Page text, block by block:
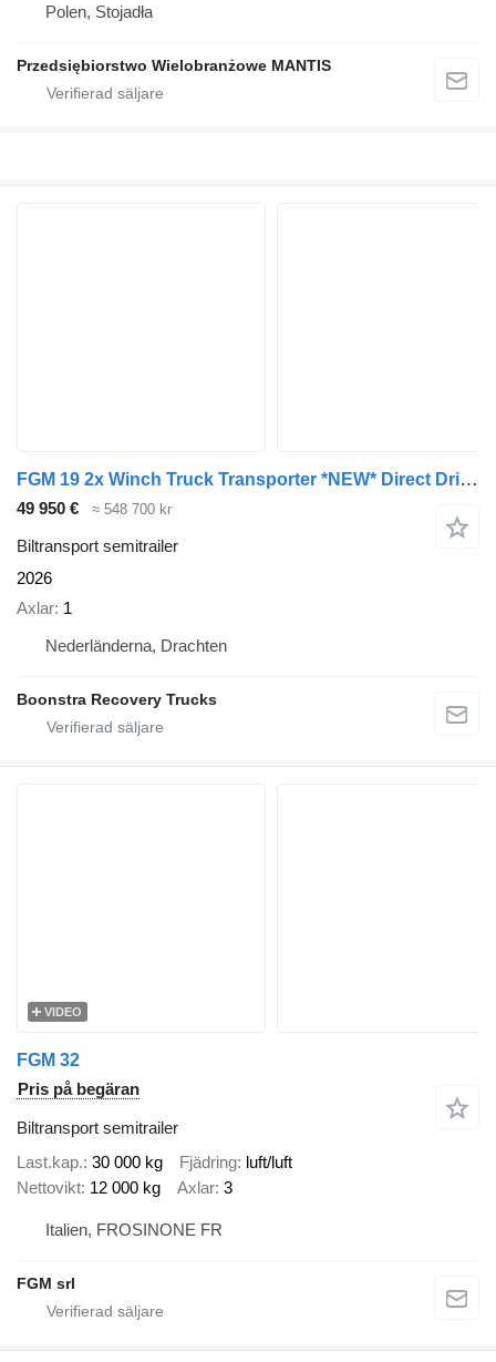
Polen, Stojadła
Przedsiębiorstwo Wielobranżowe MANTIS
FGM 19 2x Winch Truck Transporter *NEW* Direct Drive Sofort Verfugba
49 950 € ≈ 548 700 kr
Biltransport semitrailer
2026
Axlar 1
Nederländerna, Drachten
Boonstra Recovery Trucks
VIDEO
FGM 32
Pris på begäran
Biltransport semitrailer
Last.kap. 30 000 kg Fjädring luft/luft
Nettovikt 12 000 kg Axlar 3
Italien, FROSINONE FR
FGM srl